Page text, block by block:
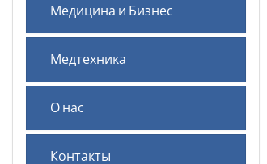
Медицина и Бизнес
Медтехника
О нас
Контакты